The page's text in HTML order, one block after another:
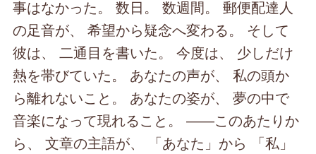
事はなかった。 数日。 数週間。 郵便配達人
の足音が、 希望から疑念へ変わる。 そして
彼は、 二通目を書いた。 今度は、 少しだけ
熱を帯びていた。 あなたの声が、 私の頭か
ら離れないこと。 あなたの姿が、 夢の中で
音楽になって現れること。 ――このあたりか
ら、 文章の主語が、 「あなた」から 「私」